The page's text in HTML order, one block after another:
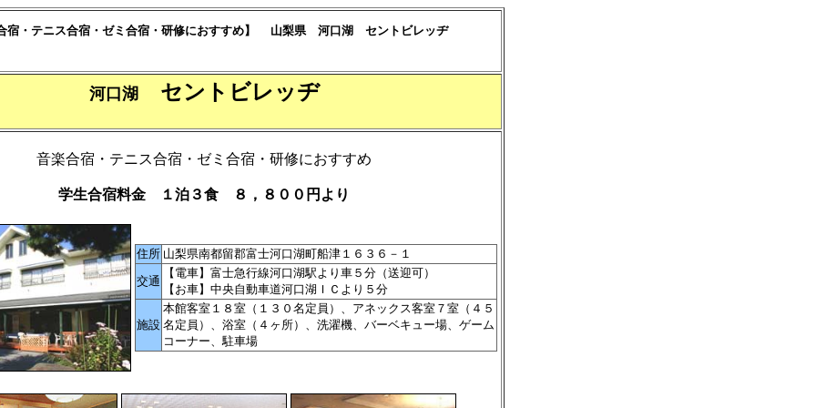
宿・テニス合宿・ゼミ合宿・研修におすすめ】 山梨県 河口湖 セントビレッヂ
河口湖セントビレッヂ
音楽合宿・テニス合宿・ゼミ合宿・研修におすすめ
学生合宿料金 １泊３食 ８，８００円より
住所 山梨県南都留郡富士河口湖町船津１６３６－１
交通
【電車】富士急行線河口湖駅より車５分（送迎可）
【お車】中央自動車道河口湖ＩＣより５分
施設
本館客室１８室（１３０名定員）、アネックス客室７室（４５
名定員）、浴室（４ヶ所）、洗濯機、バーベキュー場、ゲーム
コーナー、駐車場